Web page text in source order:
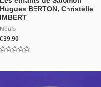
Hugues BERTON, Christelle
IMBERT
Neufs
€39.90
of